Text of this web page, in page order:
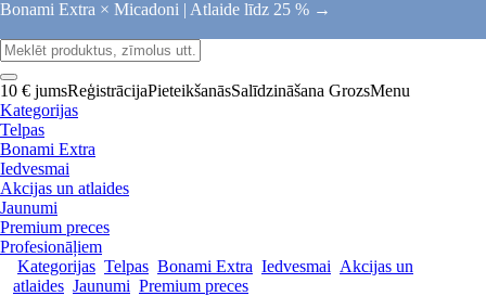
Bonami Extra × Micadoni | Atlaide līdz 25 % →
10 € jumsReģistrācijaPieteikšanāsSalīdzināšana GrozsMenu
Kategorijas
Telpas
Bonami Extra
Iedvesmai
Akcijas un atlaides
Jaunumi
Premium preces
Profesionāļiem
Kategorijas Telpas Bonami Extra Iedvesmai Akcijas un
atlaides Jaunumi Premium preces